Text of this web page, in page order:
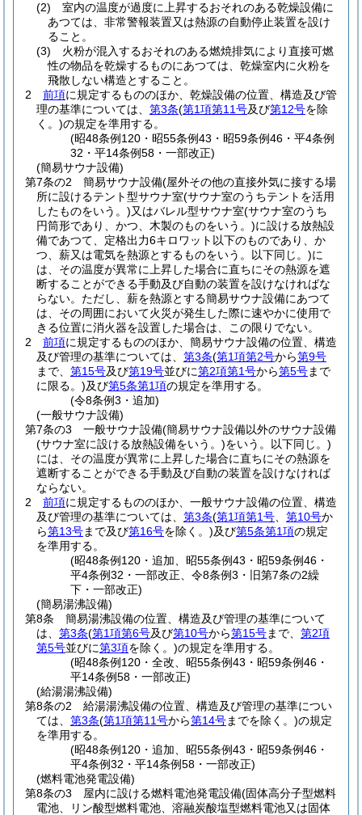
(2)
室内の温度が過度に上昇するおそれのある乾燥設備に
あつては、非常警報装置又は熱源の自動停止装置を設け
ること。
(3)
火粉が混入するおそれのある燃焼排気により直接可燃
性の物品を乾燥するものにあつては、乾燥室内に火粉を
飛散しない構造とすること。
2
前項に規定するもののほか、乾燥設備の位置、構造及び管
理の基準については、 第3条(第1項第11号及び第12号を除
く。)の規定を準用する。
(昭48条例120・昭55条例43・昭59条例46・平4条例
32・平14条例58・一部改正)
(簡易サウナ設備)
第7条の2
簡易サウナ設備(屋外その他の直接外気に接する場
所に設けるテント型サウナ室(サウナ室のうちテントを活用
したものをいう。)又はバレル型サウナ室(サウナ室のうち
円筒形であり、かつ、木製のものをいう。)に設ける放熱設
備であつて、定格出力6キロワット以下のものであり、か
つ、薪又は電気を熱源とするものをいう。以下同じ。)に
は、その温度が異常に上昇した場合に直ちにその熱源を遮
断することができる手動及び自動の装置を設けなければな
らない。 ただし、薪を熱源とする簡易サウナ設備にあつて
は、その周囲において火災が発生した際に速やかに使用で
きる位置に消火器を設置した場合は、この限りでない。
2
前項に規定するもののほか、簡易サウナ設備の位置、構造
及び管理の基準については、 第3条(第1項第2号から第9号
まで、 第15号及び第19号並びに第2項第1号から第5号まで
に限る。)及び第5条第1項の規定を準用する。
(令8条例3・追加)
(一般サウナ設備)
第7条の3
一般サウナ設備(簡易サウナ設備以外のサウナ設備
(サウナ室に設ける放熱設備をいう。)をいう。以下同じ。)
には、その温度が異常に上昇した場合に直ちにその熱源を
遮断することができる手動及び自動の装置を設けなければ
ならない。
2
前項に規定するもののほか、一般サウナ設備の位置、構造
及び管理の基準については、 第3条(第1項第1号 第10号か
ら第13号まで及び第16号を除く。)及び第5条第1項の規定
を準用する。
(昭48条例120・追加、昭55条例43・昭59条例46・
平4条例32・一部改正、令8条例3・旧第7条の2繰
下・一部改正)
(簡易湯沸設備)
第8条
簡易湯沸設備の位置、構造及び管理の基準について
は、 第3条(第1項第6号及び第10号から第15号まで、 第2項
第5号並びに第3項を除く。)の規定を準用する。
(昭48条例120・全改、昭55条例43・昭59条例46・
平14条例58・一部改正)
(給湯湯沸設備)
第8条の2
給湯湯沸設備の位置、構造及び管理の基準につい
ては、 第3条(第1項第11号から第14号までを除く。)の規定
を準用する。
(昭48条例120・追加、昭55条例43・昭59条例46・
平4条例32・平14条例58・一部改正)
(燃料電池発電設備)
第8条の3
屋内に設ける燃料電池発電設備(固体高分子型燃料
電池、リン酸型燃料電池、溶融炭酸塩型燃料電池又は固体